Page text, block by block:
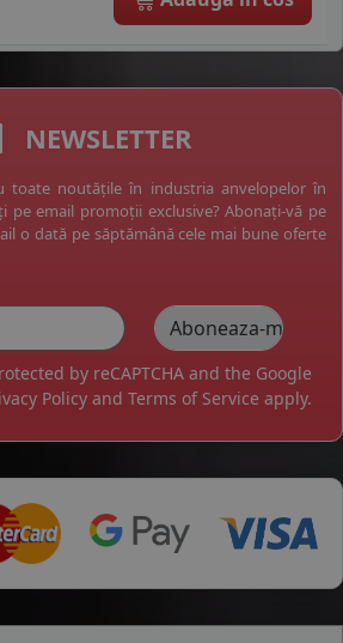
NEWSLETTER
toate noutățile în industria anvelopelor în
pe email promoții exclusive? Abonați-vă pe
o dată pe săptămână cele mai bune oferte
by reCAPTCHA and the Google
Policy and Terms of Service apply.